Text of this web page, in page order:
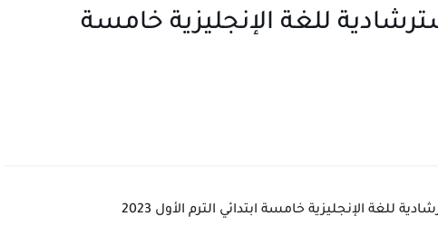
للغة الإنجليزية خامسة
للغة الإنجليزية خامسة ابتدائي الترم الأول 2023